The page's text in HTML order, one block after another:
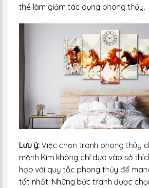
thể làm giảm tác dụng phong thủy.
Lưu ý: Việc chọn tranh phong thủy
mệnh Kim không chỉ dựa vào sở
hợp với quy tắc phong thủy để
tốt nhất. Những bức tranh được